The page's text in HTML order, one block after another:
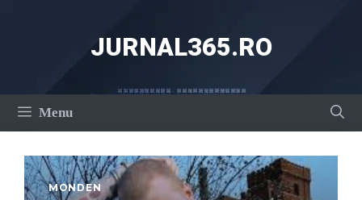
JURNAL365.RO
Menu
MONDEN